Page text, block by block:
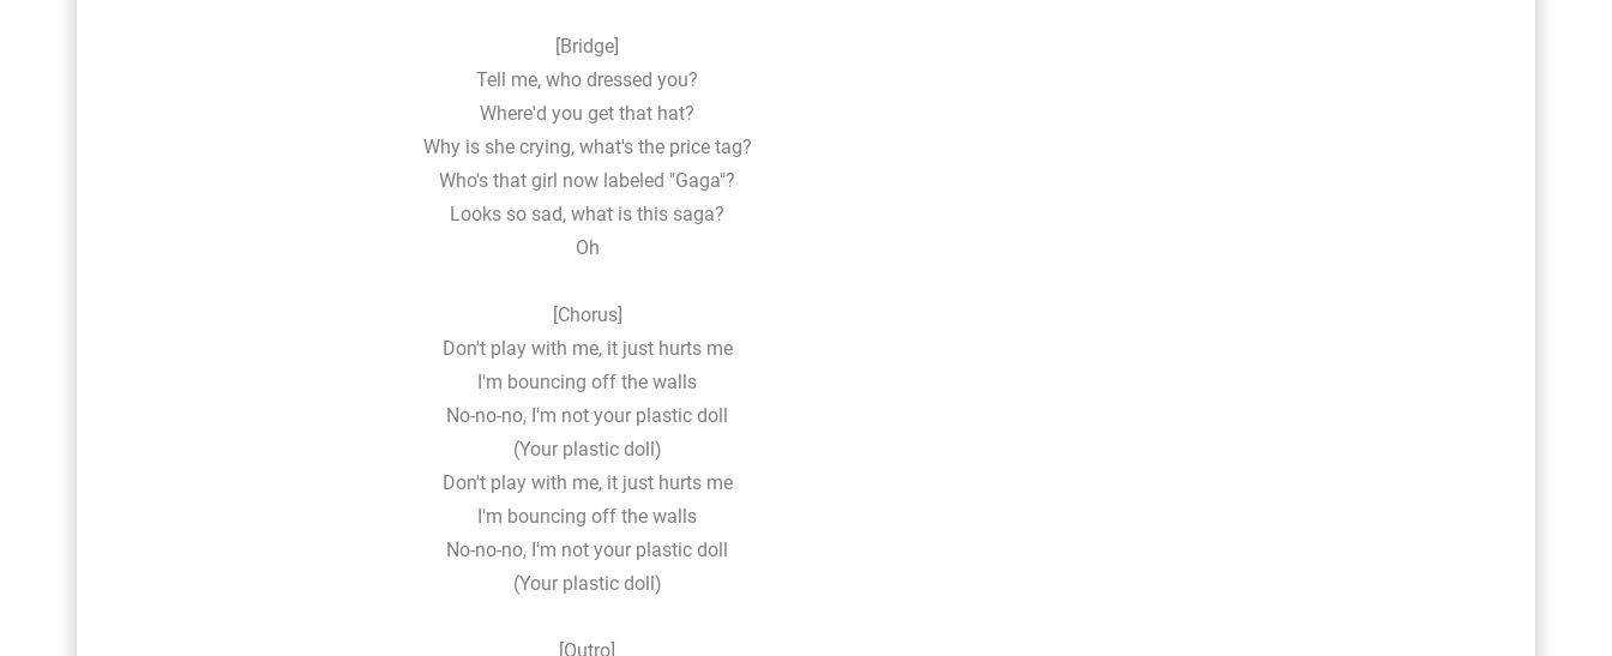
[Bridge]
Tell me, who dressed you?
Where'd you get that hat?
Why is she crying, what's the price tag?
Who's that girl now labeled "Gaga"?
Looks so sad, what is this saga?
Oh
[Chorus]
Don't play with me, it just hurts me
I'm bouncing off the walls
No-no-no, I'm not your plastic doll
(Your plastic doll)
Don't play with me, it just hurts me
I'm bouncing off the walls
No-no-no, I'm not your plastic doll
(Your plastic doll)
[Outro]